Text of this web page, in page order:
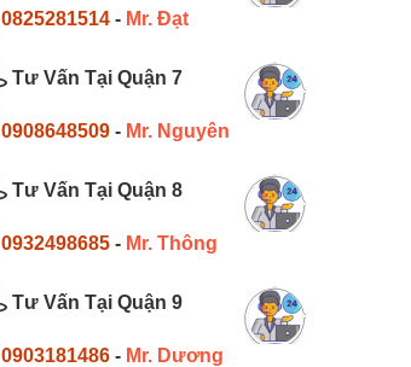
0825281514 - Mr. Đạt
Tư Vấn Tại Quận 7
0908648509 - Mr. Nguyên
Tư Vấn Tại Quận 8
0932498685 - Mr. Thông
Tư Vấn Tại Quận 9
0903181486 - Mr. Dương